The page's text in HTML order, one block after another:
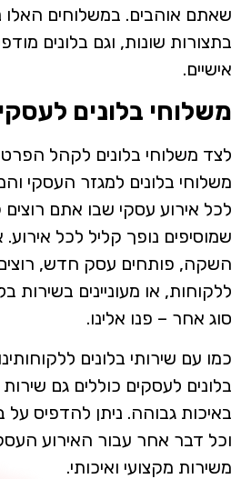
שאתם אוהבים. במשלוחים האלו
בתצורות שונות, וגם בלונים
אישיים.
משלוחי בלונים
לצד משלוחי בלונים לקהל
משלוחי בלונים למגזר העסקי
לכל אירוע עסקי שבו אתם
שמוסיפים נופך קליל לכל
השקה, פותחים עסק חדש,
ללקוחות, או מעוניינים בשירות
סוג אחר – פנו אלינו.
כמו עם שירותי בלונים
בלונים לעסקים כוללים גם
באיכות גבוהה. ניתן להדפיס על
וכל דבר אחר עבור האירוע
משירות מקצועי ואיכותי.